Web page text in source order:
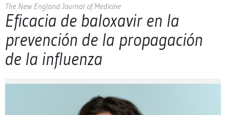
The New England Journal of Medicine
Eficacia de baloxavir en la
prevención de la propagación
de la influenza